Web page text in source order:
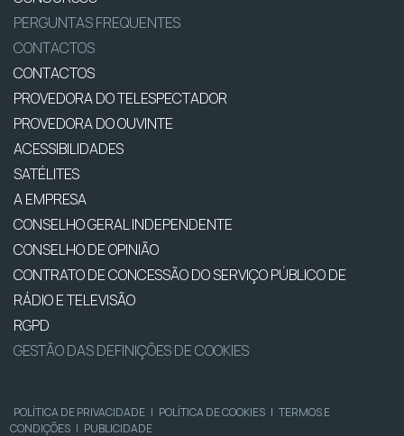
PERGUNTAS FREQUENTES
CONTACTOS
CONTACTOS
PROVEDORA DO TELESPECTADOR
PROVEDORA DO OUVINTE
ACESSIBILIDADES
SATÉLITES
A EMPRESA
CONSELHO GERAL INDEPENDENTE
CONSELHO DE OPINIÃO
CONTRATO DE CONCESSÃO DO SERVIÇO PÚBLICO DE
RÁDIO E TELEVISÃO
RGPD
GESTÃO DAS DEFINIÇÕES DE COOKIES
POLÍTICA DE PRIVACIDADE | POLÍTICA DE COOKIES | TERMOS E
CONDIÇÕES | PUBLICIDADE